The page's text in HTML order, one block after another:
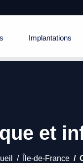
Implantations
et
Île-de-France